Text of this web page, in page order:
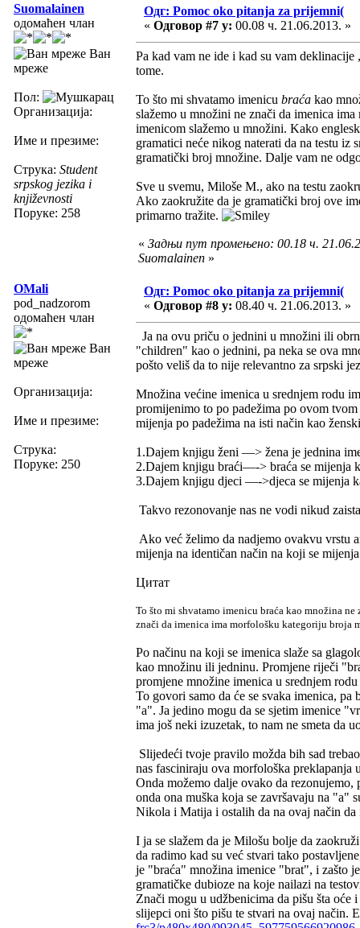
Suomalainen
одомаћен члан
Ван
мреже
Пол:
Организација:
Име и презиме:
Струка: Student
srpskog jezika i
književnosti
Поруке: 258
Одг: Pomoc oko pitanja za prijemni(
« Одговор #7 у: 00.08 ч. 21.06.2013. »
Pa kad vam ne ide i kad su vam
tome.
To što mi shvatamo imenicu braća kao
slažemo u množini ne znači da imenica
imenicom slažemo u množini. Kako
gramatici neće nikog naterati da na testu
gramatički broj množine. Dalje vam ne
Sve u svemu, Miloše M., ako na testu
Ako zaokružite da je gramatički broj ove
primarno tražite.
« Задњи пут промењено: 00.18 ч.
Suomalainen »
OMali
pod_nadzorom
одомаћен члан
Ван
мреже
Организација:
Име и презиме:
Струка:
Поруке: 250
Одг: Pomoc oko pitanja za prijemni(
« Одговор #8 у: 08.40 ч. 21.06.2013. »
Ja na ovu priču o jednini u množini ili
"children" kao o jednini, pa neka se ova
pošto veliš da to nije relevantno za srpski
Množina većine imenica u srednjem rodu
promijenimo to po padežima po ovom
mijenja po padežima na isti način kao
1.Dajem knjigu ženi —> žena je jednina
2.Dajem knjigu braći—-> braća se mijenja
3.Dajem knjigu djeci —->djeca se mijenja
Takvo rezonovanje nas ne vodi nikud
Ako već želimo da nadjemo ovakvu vrstu
mijenja na identičan način na koji se
Цитат
To što mi shvatamo imenicu braća kao množina
znači da imenica ima morfološku kategoriju broja
Po načinu na koji se imenica slaže sa
kao množinu ili jedninu. Promjene riječi
promjene množine imenica u srednjem
To govori samo da će se svaka imenica,
"a". Ja jedino mogu da se sjetim imenice
ima još neki izuzetak, to nam ne smeta da
Slijedeći tvoje pravilo možda bih sad
nas fasciniraju ova morfološka preklapanja
Onda možemo dalje ovako da
onda ona muška koja se završavaju na "a"
Nikola i Matija i ostalih da na ovaj način da
I ja se slažem da je Milošu bolje da
da radimo kad su već stvari tako
je "braća" množina imenice "brat", i zašto
gramatičke dubioze na koje nailazi na
Znači mogu u udžbenicima da pišu šta oće
slijepci oni što pišu te stvari na ovaj način.